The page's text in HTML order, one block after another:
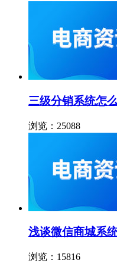
三级分销系统怎
浏览：25088
浅谈微信商城系
浏览：15816